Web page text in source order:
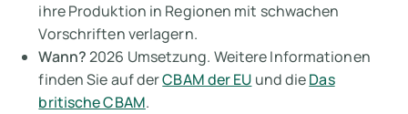
ihre Produktion in Regionen mit schwachen
Vorschriften verlagern.
Wann?2026 Umsetzung. Weitere Informationen
finden Sie auf derCBAM der EU und dieDas
britische CBAM.